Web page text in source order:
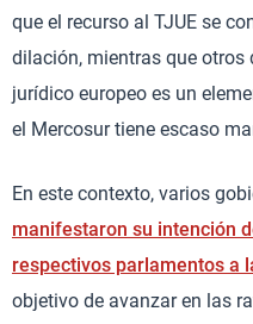
que el recurso al TJUE se
dilación, mientras que otros
jurídico europeo es un
el Mercosur tiene escaso
En este contexto, varios
manifestaron su intención
respectivos parlamentos a
objetivo de avanzar en las